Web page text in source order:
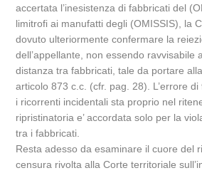
accertata l’inesistenza di fabbricati del
limitrofi ai manufatti degli (OMISSIS), la
dovuto ulteriormente confermare la
dell’appellante, non essendo ravvisabile
distanza tra fabbricati, tale da portare
articolo 873 c.c. (cfr. pag. 28). L’errore
i ricorrenti incidentali sta proprio nel
ripristinatoria e’ accordata solo per la
tra i fabbricati.
Resta adesso da esaminare il cuore del
censura rivolta alla Corte territoriale